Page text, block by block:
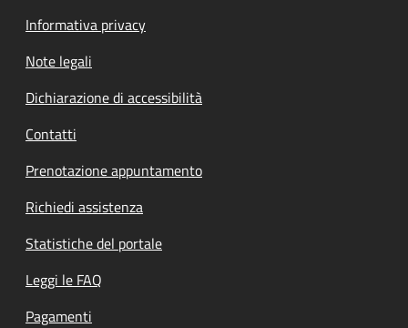
Informativa privacy
Note legali
Dichiarazione di accessibilità
Contatti
Prenotazione appuntamento
Richiedi assistenza
Statistiche del portale
Leggi le FAQ
Pagamenti